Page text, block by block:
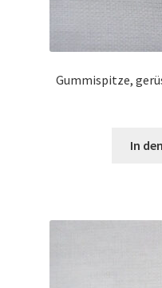
Gummispitze,
In